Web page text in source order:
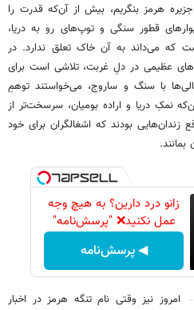
جزیره هرمز بنگریم، بیش از آن‌که قدرت را
قطور سنگی و توپ‌های رو به دریا،
که می‌داند به آن خاک تعلق ندارد. در
عظیمی در دلِ غربت، تلاشی است برای
با سنگ و ساروج، می‌خواستند توهمِ
نمکِ دریا و اراده بومیان، سرسخت‌تر از
زندان‌هایی بودند که اشغالگران برای خود
زانو درد دارین؟ به هیچ وجه
عمل نکنید❌ "پرسش‌نامه"
◀ پرسش‌نامه
امروز نیز وقتی نام تنگه هرمز در اخبار